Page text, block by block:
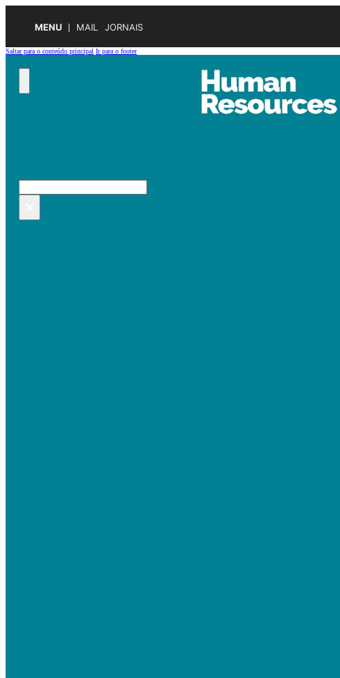
MENU MAIL JORNAIS
Saltar para o conteúdo principal Ir para o footer
Pesquisar